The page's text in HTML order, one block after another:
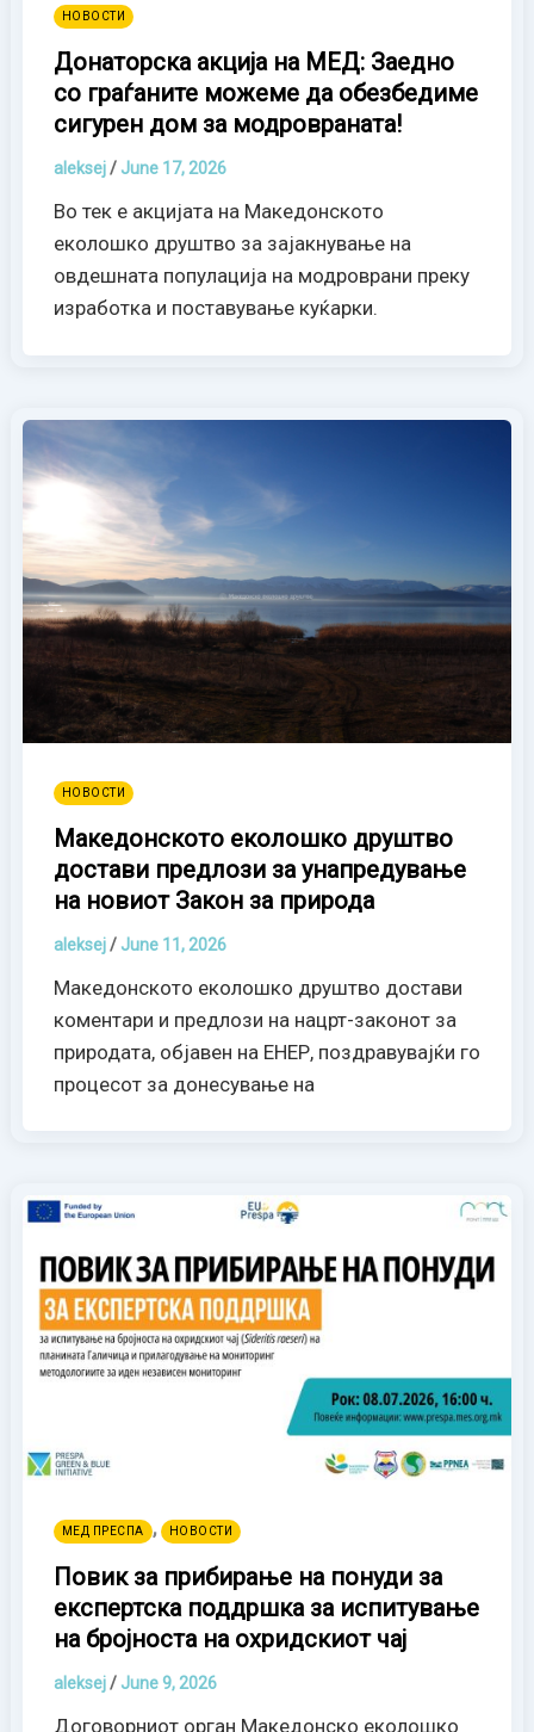
НОВОСТИ
Донаторска акција на МЕД: Заедно
со граѓаните можеме да обезбедиме
сигурен дом за модровраната!
aleksej/ June 17, 2026
Во тек е акцијата на Македонското
еколошко друштво за зајакнување на
овдешната популација на модроврани преку
изработка и поставување куќарки.
НОВОСТИ
Македонското еколошко друштво
достави предлози за унапредување
на новиот Закон за природа
aleksej/ June 11, 2026
Македонското еколошко друштво достави
коментари и предлози на нацрт-законот за
природата, објавен на ЕНЕР, поздравувајќи го
процесот за донесување на
МЕД ПРЕСПА , НОВОСТИ
Повик за прибирање на понуди за
експертска поддршка за испитување
на бројноста на охридскиот чај
aleksej/ June 9, 2026
Договорниот орган Македонско еколошко